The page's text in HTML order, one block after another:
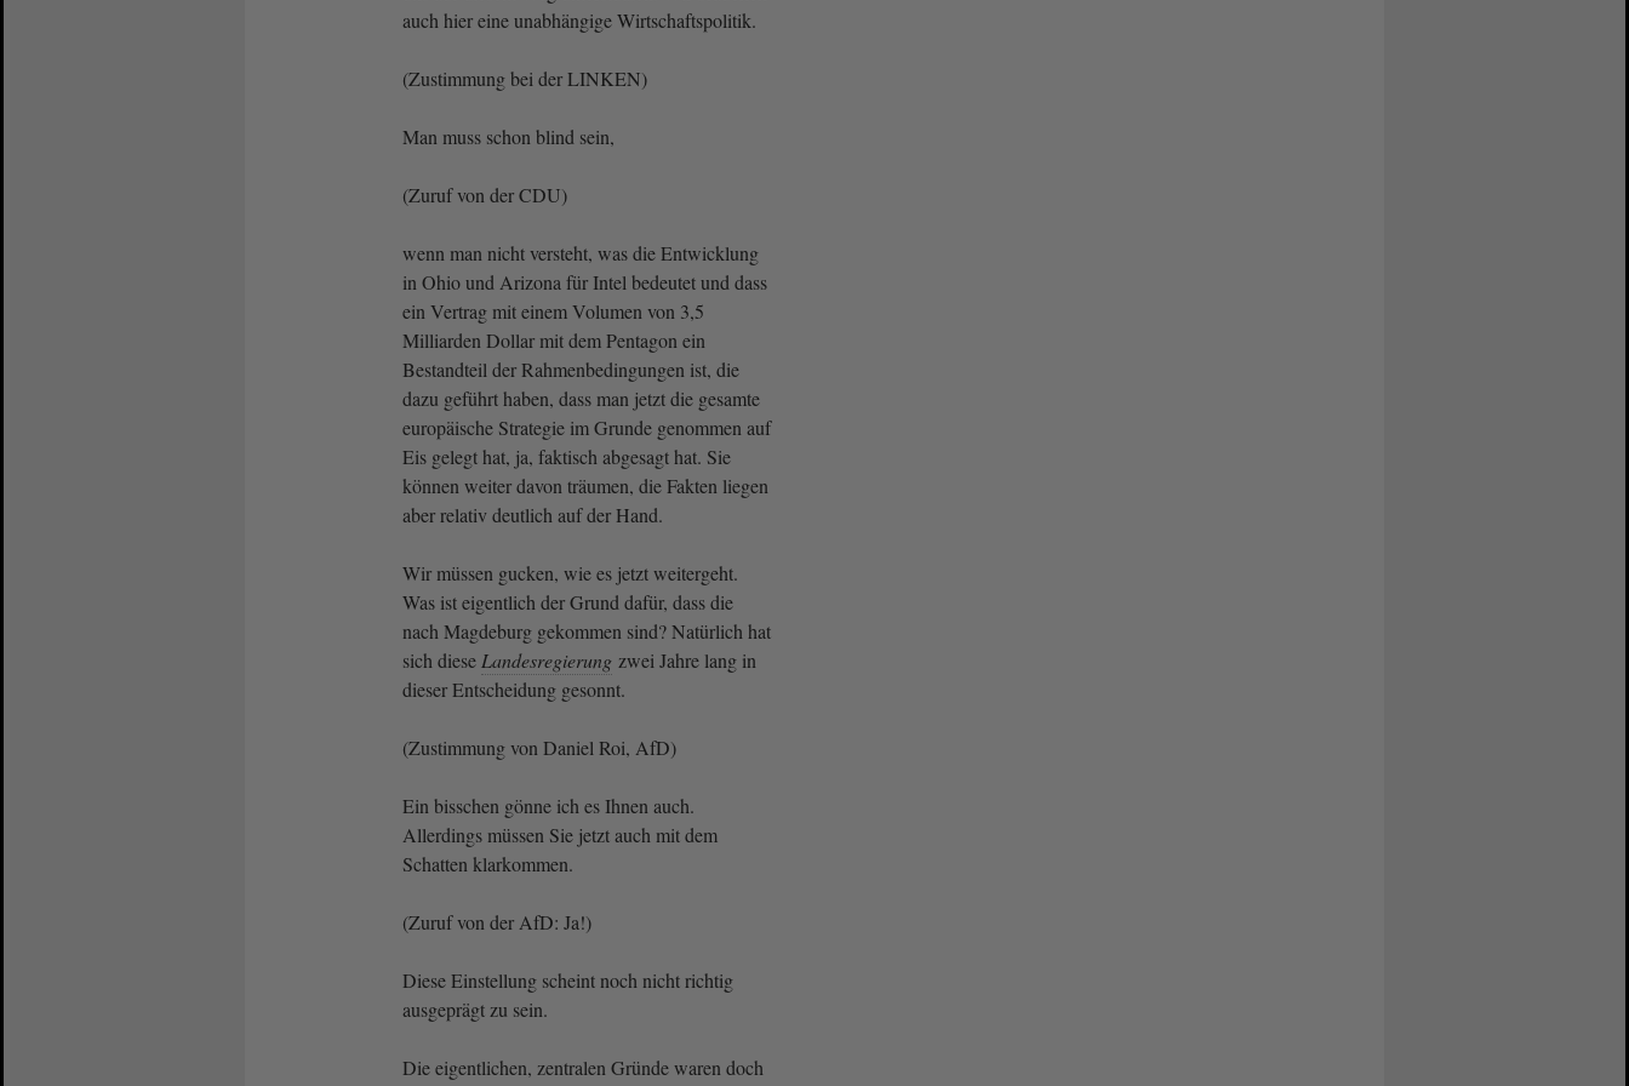
auch hier eine unabhängige Wirtschaftspolitik.
(Zustimmung bei der LINKEN)
Man muss schon blind sein,
(Zuruf von der CDU)
wenn man nicht versteht, was die Entwicklung
in Ohio und Arizona für Intel bedeutet und dass
ein Vertrag mit einem Volumen von 3,5
Milliarden Dollar mit dem Pentagon ein
Bestandteil der Rahmenbedingungen ist, die
dazu geführt haben, dass man jetzt die gesamte
europäische Strategie im Grunde genommen auf
Eis gelegt hat, ja, faktisch abgesagt hat. Sie
können weiter davon träumen, die Fakten liegen
aber relativ deutlich auf der Hand.
Wir müssen gucken, wie es jetzt weitergeht.
Was ist eigentlich der Grund dafür, dass die
nach Magdeburg gekommen sind? Natürlich hat
sich diese Landesregierung zwei Jahre lang in
dieser Entscheidung gesonnt.
(Zustimmung von Daniel Roi, AfD)
Ein bisschen gönne ich es Ihnen auch.
Allerdings müssen Sie jetzt auch mit dem
Schatten klarkommen.
(Zuruf von der AfD: Ja!)
Diese Einstellung scheint noch nicht richtig
ausgeprägt zu sein.
Die eigentlichen, zentralen Gründe waren doch